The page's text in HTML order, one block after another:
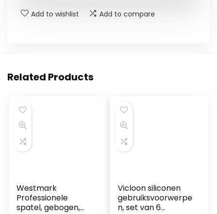
Add to wishlist Add to compare
Related Products
Westmark
Professionele
spatel, gebogen,
Vicloon siliconen
gebruiksvoorwerpe
n, set van 6